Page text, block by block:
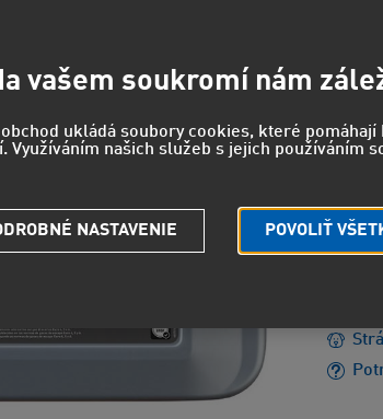
vašem soukromí nám
obchod ukládá soubory cookies, které
Využíváním našich služeb s jejich používáním
POVOLIŤ
NASTAVENIE